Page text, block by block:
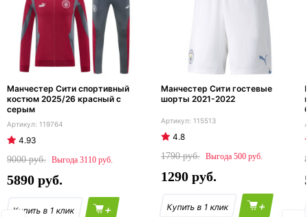
Манчестер Сити спортивный
костюм 2025/26 красный с
серым
119764
4.93
9000
3110
5890
+
Манчестер Сити гостевые
шорты 2021-2022
115513
4.8
1790
500
1290
+